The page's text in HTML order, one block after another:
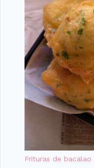
Frituras de bacalao